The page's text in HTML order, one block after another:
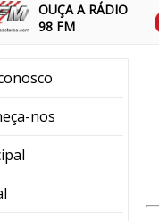
OUÇA A RÁDIO
98 FM
nos